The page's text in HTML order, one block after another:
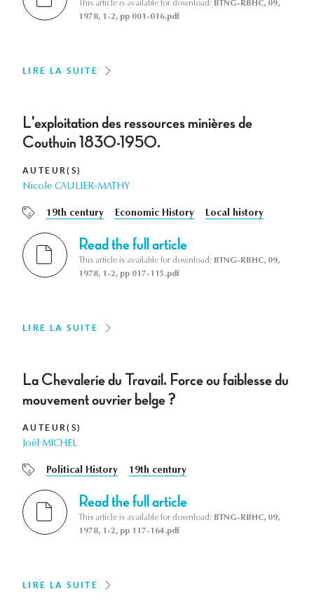
This article is available for download: BTNG-RBHC, 09,
1978, 1-2, pp 001-016.pdf
LIRE LA SUITE
L'exploitation des ressources minières de
Couthuin 1830-1950.
AUTEUR(S)
Nicole CAULIER-MATHY
19th century Economic History Local history
Read the full article
This article is available for download: BTNG-RBHC, 09,
1978, 1-2, pp 017-115.pdf
LIRE LA SUITE
La Chevalerie du Travail. Force ou faiblesse du
mouvement ouvrier belge ?
AUTEUR(S)
Joël MICHEL
Political History 19th century
Read the full article
This article is available for download: BTNG-RBHC, 09,
1978, 1-2, pp 117-164.pdf
LIRE LA SUITE